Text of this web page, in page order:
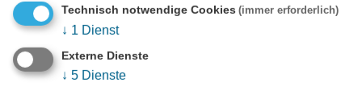
Technisch notwendige Cookies (immer erforderlich)
↓ 1 Dienst
Externe Dienste
↓ 5 Dienste